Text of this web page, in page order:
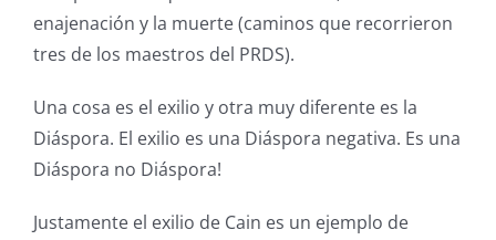
enajenación y la muerte (caminos que recorrieron
tres de los maestros del PRDS).
Una cosa es el exilio y otra muy diferente es la
Diáspora. El exilio es una Diáspora negativa. Es una
Diáspora no Diáspora!
Justamente el exilio de Cain es un ejemplo de